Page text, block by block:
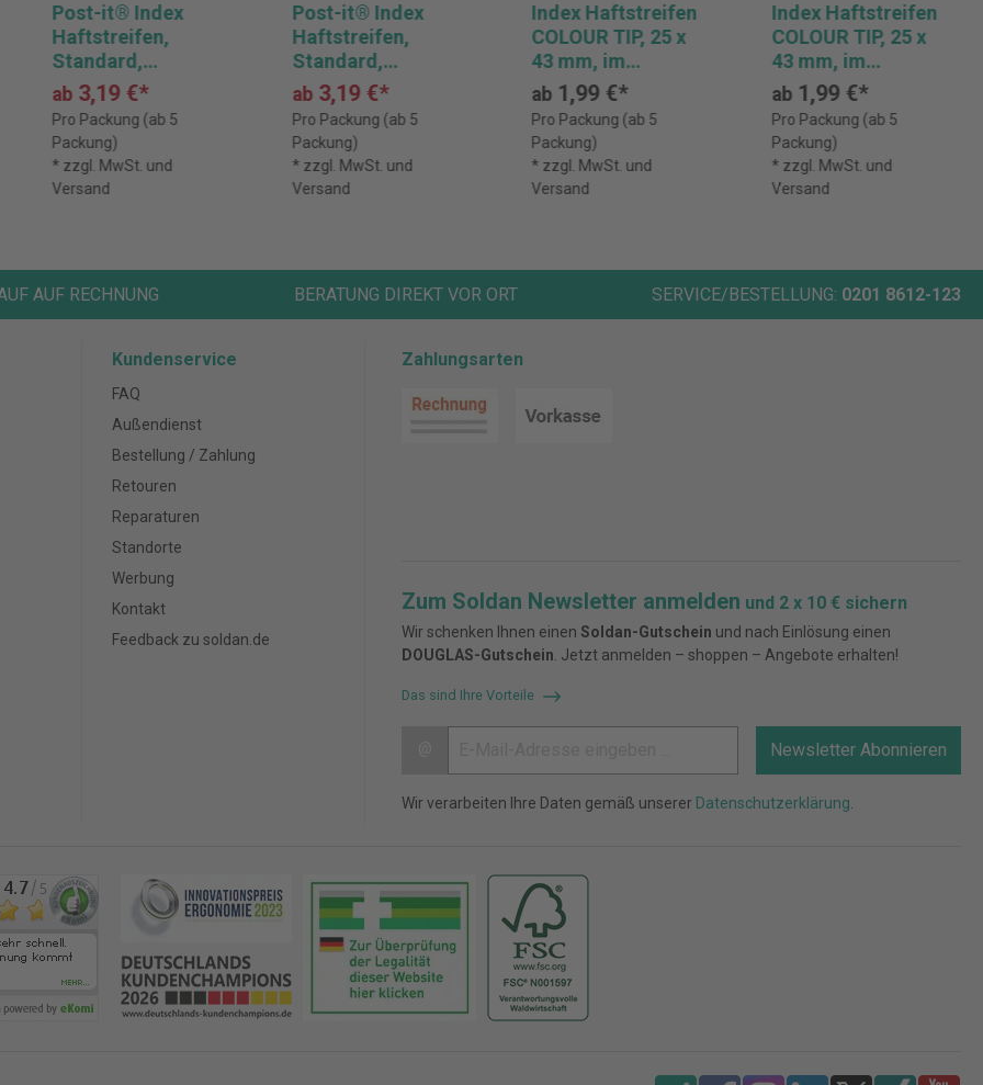
Post-it® Index
Haftstreifen,
Standard,
Ausrufezeichen-
Symbol, 25.4 mm x
43.2 mm, 50
Haftstreifen/Spen
der, 1
ab 3,19 €*
Pro Packung (ab 5
Packung)
* zzgl. MwSt. und
Versand
Post-it® Index
Haftstreifen,
Standard,
Ausrufezeichen-
Symbol, 25.4 mm x
43.2 mm, 50
Haftstreifen/Spen
der, 1
ab3,19 €*
Pro Packung (ab 5
Packung)
* zzgl. MwSt. und
Versand
Index Haftstreifen
COLOUR TIP, 25 x
43 mm, im
Einzelspender
ab 1,99 €*
Pro Packung (ab 5
Packung)
* zzgl. MwSt. und
Versand
Index Haftstreifen
COLOUR TIP, 25 x
43 mm, im
Einzelspender
ab 1,99 €*
Pro Packung (ab 5
Packung)
* zzgl. MwSt. und
Versand
AUF RECHNUNG BERATUNG DIREKT VOR ORT SERVICE/BESTELLUNG: 0201 8612-123
Kundenservice
FAQ
Außendienst
Bestellung / Zahlung
Retouren
Reparaturen
Standorte
Werbung
Kontakt
Feedback zu soldan.de
Zahlungsarten
Zum Soldan Newsletter anmelden und 2 x 10 € sichern
Wir schenken Ihnen einen Soldan-Gutschein und nach Einlösung einen
DOUGLAS-Gutschein . Jetzt anmelden – shoppen – Angebote erhalten!
Das sind Ihre Vorteile
Newsletter Abonnieren
Wir verarbeiten Ihre Daten gemäß unserer Datenschutzerklärung